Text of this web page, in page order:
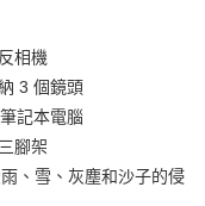
銀行
邦商業銀行
商業銀行
銀行
銀行
商業銀行
業銀行
商業銀行
商業銀行
銀行
銀行
商業銀行
商業銀行
相機
3 個鏡頭
記本電腦
腳架
、雪、灰塵和沙子的侵